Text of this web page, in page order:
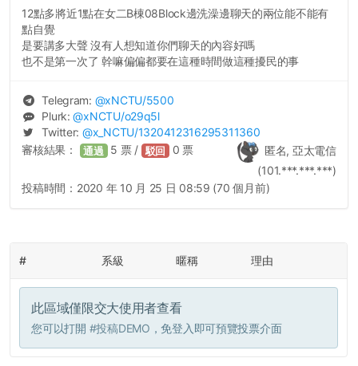
12點多將近1點在女二B棟08Block邊洗澡邊聊天的兩位能不能有
點自覺
是要講多大聲 沒有人想知道你們聊天的內容好嗎
也不是第一次了 幹嘛偏偏都要在這種時間做這種擾民的事
Telegram: @xNCTU/5500
Plurk:@xNCTU/o29q5l
Twitter: @x_NCTU/1320412316295311360
匿名, 亞太電信
(101.***.***.***)
審核結果： 通過 5 票 / 駁回 0 票
投稿時間： 2020 年 10 月 25 日 08:59 (70 個月前)
# 系級 暱稱 理由
此區域僅限交大使用者查看
您可以打開 #投稿DEMO ，免登入即可預覽投票介面